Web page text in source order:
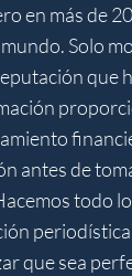
en más de
Solo
que
antes de
todo
que sea